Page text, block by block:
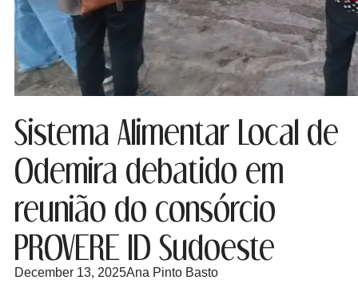
Sistema Alimentar Local de
Odemira debatido em
reunião do consórcio
PROVERE ID Sudoeste
December 13, 2025Ana Pinto Basto